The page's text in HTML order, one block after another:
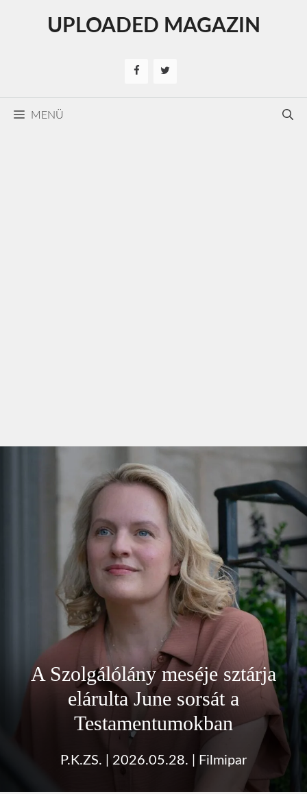
UPLOADED MAGAZIN
MENÜ
A Szolgálólány meséje sztárja
elárulta June sorsát a
Testamentumokban
P.K.ZS. 2026.05.28. Filmipar